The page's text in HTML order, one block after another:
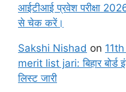
आईटीआई प्रवेश परीक्षा
से चेक करें।
Sakshi Nishad on
merit list jari: बिहार बोर्ड
लिस्ट जारी